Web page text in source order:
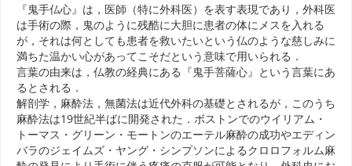
『鬼手仏心』は，医師（特に外科医）を表す表現であり，外科医
は手術の際，鬼のように残酷に大胆に患者の体にメスを入れる
が，それは何としても患者を救いたいという仏のような慈しみに
満ちた温かい心があってこそだという意味で用いられる．
言葉の由来は，仏教の経典にある『鬼手菩薩心』という言葉にあ
るとされる．
解剖学，麻酔法，無菌法は近代外科の基礎とされるが，このうち
麻酔法は19世紀半ばに開発された．ボストンでのウイリアム・
トーマス・グリーン・モートンのエーテル麻酔の成功やエディン
バラのジェイムズ・ヤング・シンプソンによるクロロフォルム麻